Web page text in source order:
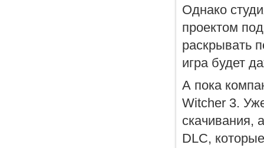
Однако
проектом
раскрывать
игра будет
А пока
Witcher 3.
скачивания,
DLC,